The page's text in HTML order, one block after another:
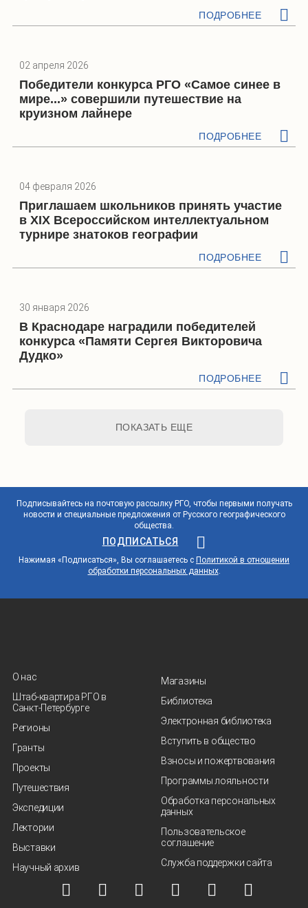
ПОДРОБНЕЕ
02 апреля 2026
Победители конкурса РГО «Самое синее в
мире...» совершили путешествие на
круизном лайнере
ПОДРОБНЕЕ
04 февраля 2026
Приглашаем школьников принять участие
в XIX Всероссийском интеллектуальном
турнире знатоков географии
ПОДРОБНЕЕ
30 января 2026
В Краснодаре наградили победителей
конкурса «Памяти Сергея Викторовича
Дудко»
ПОДРОБНЕЕ
ПОКАЗАТЬ ЕЩЕ
Подписывайтесь на почтовую рассылку РГО, чтобы первыми получать
новости и специальные предложения от Русского географического
общества.
ПОДПИСАТЬСЯ
Нажимая «Подписаться», Вы соглашаетесь с Политикой в отношении
обработки персональных данных.
О нас
Штаб-квартира РГО в
Санкт‑Петербурге
Регионы
Гранты
Проекты
Путешествия
Экспедиции
Лектории
Выставки
Научный архив
Магазины
Библиотека
Электронная библиотека
Вступить в общество
Взносы и пожертвования
Программы лояльности
Обработка персональных
данных
Пользовательское
соглашение
Служба поддержки сайта